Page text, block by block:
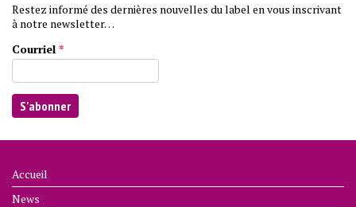
Restez informé des dernières nouvelles du label en vous inscrivant
à notre newsletter…
Courriel *
Accueil
News